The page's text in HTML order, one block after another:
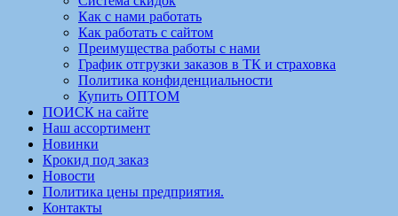
Как с нами работать
Как работать с сайтом
Преимущества работы с нами
График отгрузки заказов в ТК и страховка
Политика конфиденциальности
Купить ОПТОМ
ПОИСК на сайте
Наш ассортимент
Новинки
Крокид под заказ
Новости
Политика цены предприятия.
Контакты